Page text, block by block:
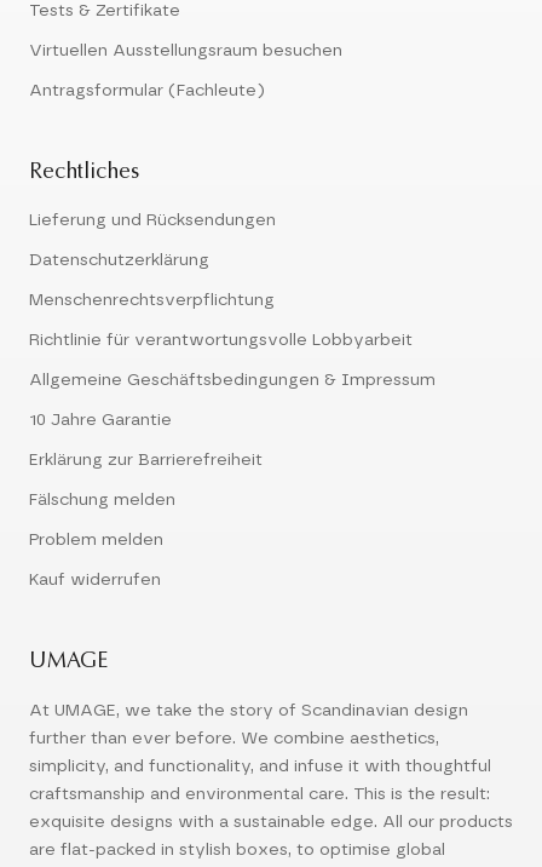
Tests & Zertifikate
Virtuellen Ausstellungsraum besuchen
Antragsformular (Fachleute)
Rechtliches
Lieferung und Rücksendungen
Datenschutzerklärung
Menschenrechtsverpflichtung
Richtlinie für verantwortungsvolle Lobbyarbeit
Allgemeine Geschäftsbedingungen & Impressum
10 Jahre Garantie
Erklärung zur Barrierefreiheit
Fälschung melden
Problem melden
Kauf widerrufen
UMAGE
At UMAGE, we take the story of Scandinavian design
further than ever before. We combine aesthetics,
simplicity, and functionality, and infuse it with thoughtful
craftsmanship and environmental care. This is the result:
exquisite designs with a sustainable edge. All our products
are flat-packed in stylish boxes, to optimise global